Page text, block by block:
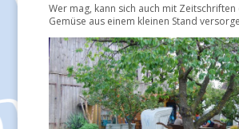
Wer mag, kann sich auch mit
Gemüse aus einem kleinen Stand